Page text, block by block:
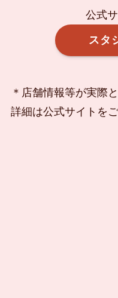
公式
スタ
＊店舗情報等が実際
詳細は公式サイトを